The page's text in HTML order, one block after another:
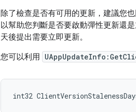
除了檢查是否有可用的更新，建議您
以幫助您判斷是否要啟動彈性更新還
天後提出需要立即更新。
您可以利用
int32